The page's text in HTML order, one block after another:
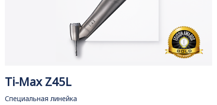
Ti-Max Z45L
Специальная линейка